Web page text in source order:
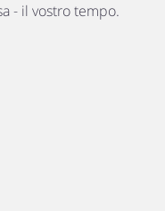
- il vostro tempo.